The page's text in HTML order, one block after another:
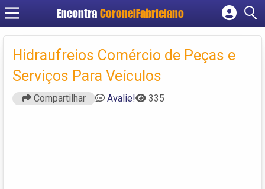
Encontra CoronelFabriciano
Cadastrar empresa
Criar conta
Hidraufreios Comércio de Peças e
Serviços Para Veículos
Compartilhar Avalie! 335